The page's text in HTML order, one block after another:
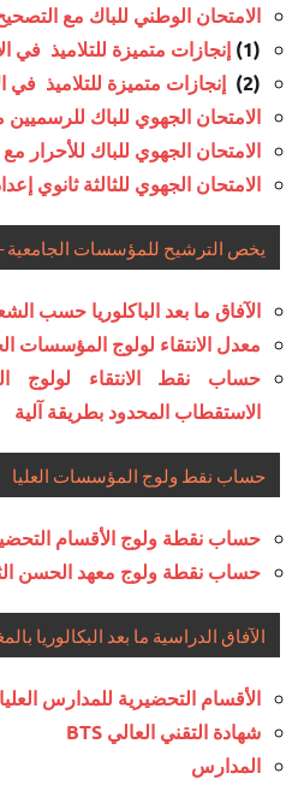
الامتحان الوطني للباك مع
(1)
إنجازات متميزة للتلاميذ في
(2)
إنجازات متميزة للتلاميذ في
الامتحان الجهوي للباك
الامتحان الجهوي للباك للأحرار
الامتحان الجهوي للثالثة ثانوي
يخص الترشيح للمؤسسات الجامعية – 2026-
الآفاق ما بعد الباكلوريا حسب
معدل الانتقاء لولوج المؤسسات
حساب نقط الانتقاء لولوج
الاستقطاب المحدود بطريقة آلية
حساب نقط ولوج المؤسسات العليا
حساب نقطة ولوج الأقسام
حساب نقطة ولوج معهد الحسن
الآفاق الدراسية ما بعد البكالوريا
الأقسام التحضيرية للمدارس العليا CPGE
شهادة التقني العالي BTS
المدارس